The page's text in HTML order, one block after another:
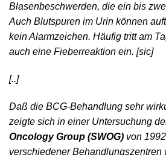
Blasenbeschwerden, die ein bis
Auch Blutspuren im Urin können
kein Alarmzeichen. Häufig tritt am
auch eine Fieberreaktion ein. [sic]
[..]
Daß die BCG-Behandlung sehr
zeigte sich in einer Untersuchung
Oncology Group (SWOG) von
verschiedener Behandlungszentren